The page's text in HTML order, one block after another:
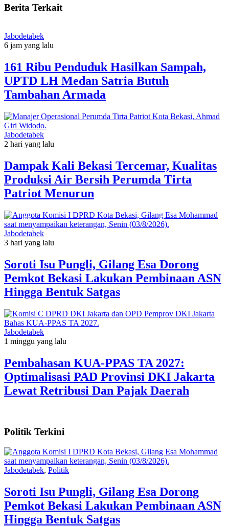
Berita Terkait
Jabodetabek
6 jam yang lalu
161 Ribu Penduduk Hasilkan Sampah,
UPTD LH Medan Satria Butuh
Tambahan Armada
Jabodetabek
2 hari yang lalu
Dampak Kali Bekasi Tercemar, Kualitas
Produksi Air Bersih Perumda Tirta
Patriot Menurun
Jabodetabek
3 hari yang lalu
Soroti Isu Pungli, Gilang Esa Dorong
Pemkot Bekasi Lakukan Pembinaan ASN
Hingga Bentuk Satgas
Jabodetabek
1 minggu yang lalu
Pembahasan KUA-PPAS TA 2027:
Optimalisasi PAD Provinsi DKI Jakarta
Lewat Retribusi Dan Pajak Daerah
Politik Terkini
Jabodetabek, Politik
Soroti Isu Pungli, Gilang Esa Dorong
Pemkot Bekasi Lakukan Pembinaan ASN
Hingga Bentuk Satgas